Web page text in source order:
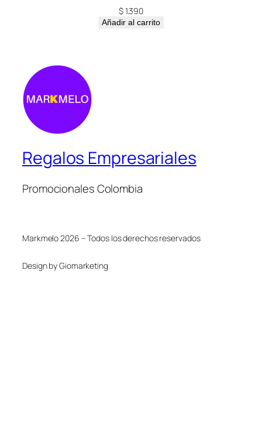
$1.390
Añadir al carrito
Regalos Empresariales
Promocionales Colombia
Markmelo 2026 – Todos los derechos reservados
Design by Giomarketing